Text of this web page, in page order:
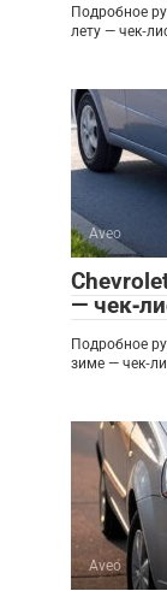
Подробное
лету —
Aveo
—
Подробное
зиме —
Aveo